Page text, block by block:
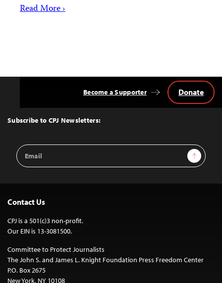
Read More ›
Top
Subscribe to CPJ Newsletters:
Email
Address
Sign Up
Become a Supporter Donate
Contact Us
CPJ is a 501(c)3 non-profit.
Our EIN is 13-3081500.
Committee to Protect Journalists
The John S. and James L. Knight Foundation Press Freedom Center
P.O. Box 2675
New York, NY 10108